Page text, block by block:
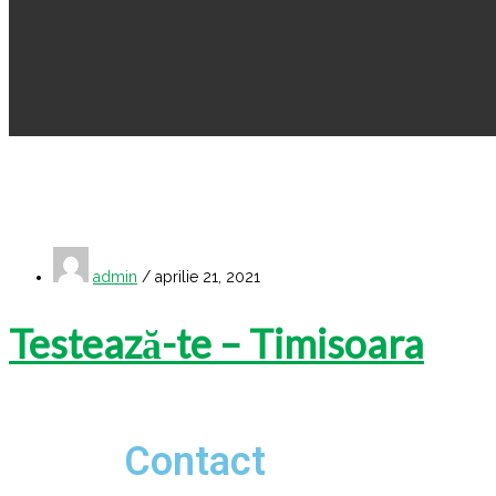
admin / aprilie 21, 2021
Testează-te – Timisoara
Contact